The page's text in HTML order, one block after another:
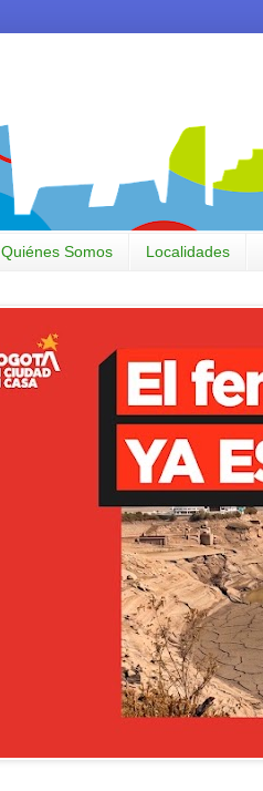
Quiénes Somos Localidades